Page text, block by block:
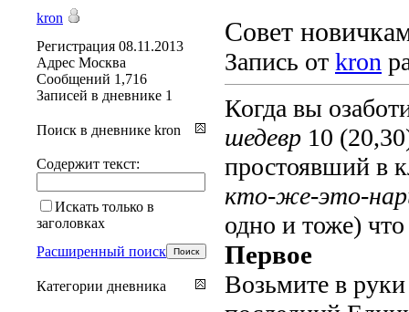
Совет
Запись от kron
Когда вы
шедевр 10
простоявший в
кто-же-это-
одно и тоже)
Первое
Возьмите в
kron
Регистрация 08.11.2013
Адрес Москва
Сообщений 1,716
Записей в дневнике 1
Поиск в дневнике kron
Содержит текст:
Искать только в
заголовках
Расширенный поиск
Категории дневника